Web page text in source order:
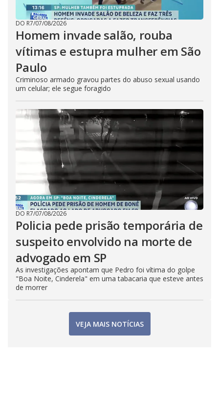
DO R7/07/08/2026
Homem invade salão, rouba
vítimas e estupra mulher em São
Paulo
Criminoso armado gravou partes do abuso sexual usando
um celular; ele segue foragido
DO R7/07/08/2026
Policia pede prisão temporária de
suspeito envolvido na morte de
advogado em SP
As investigações apontam que Pedro foi vítima do golpe
"Boa Noite, Cinderela" em uma tabacaria que esteve antes
de morrer
VEJA MAIS NOTÍCIAS